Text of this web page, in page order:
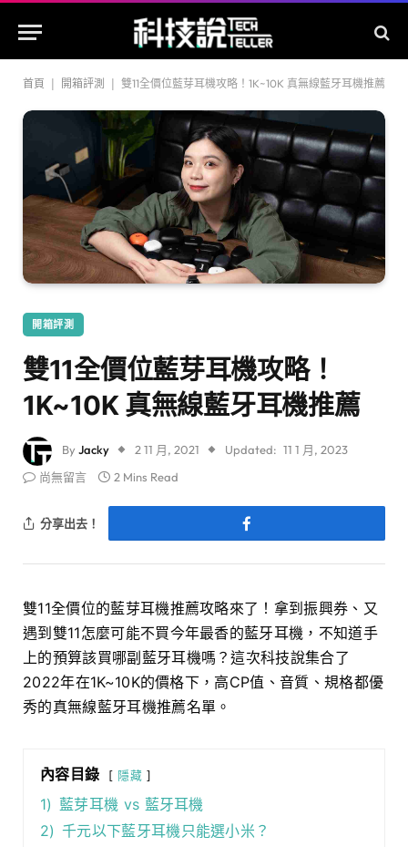
首頁 開箱評測 雙11全價位藍芽耳機攻略！1K~10K 真無線藍牙耳機推薦
開箱評測
雙11全價位藍芽耳機攻略！
1K~10K 真無線藍牙耳機推薦
By Jacky 2 11 月, 2021 Updated: 11 1 月, 2023
尚無留言
2 Mins Read
分享出去！
雙11全價位的藍芽耳機推薦攻略來了！拿到振興券、又
遇到雙11怎麼可能不買今年最香的藍牙耳機，不知道手
上的預算該買哪副藍牙耳機嗎？這次科技說集合了
2022年在1K~10K的價格下，高CP值、音質、規格都優
秀的真無線藍牙耳機推薦名單。
內容目錄 隱藏
1) 藍芽耳機 vs 藍牙耳機
2) 千元以下藍牙耳機只能選小米？